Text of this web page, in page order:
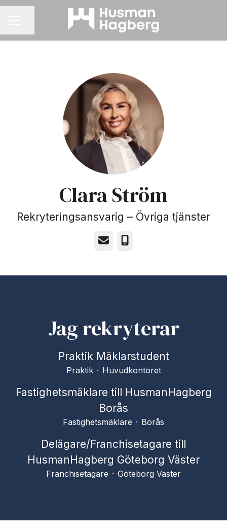
Clara Ström
Rekryteringsansvarig – Övriga tjänster
E-postTelefon
Jag rekryterar
Praktik Mäklarstudent
Praktik · Huvudkontoret
Fastighetsmäklare till HusmanHagberg
Borås
Fastighetsmäklare · Borås
Delägare/Franchisetagare till
HusmanHagberg Göteborg Väster
Franchisetagare · Göteborg Väster